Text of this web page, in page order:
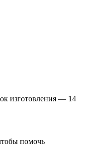
изготовления — 14
помочь